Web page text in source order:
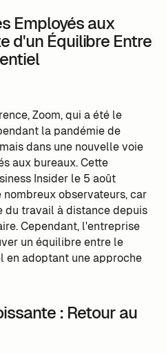
Employés aux
d'un Équilibre Entre
Zoom, qui a été le
la pandémie de
dans une nouvelle voie
aux bureaux. Cette
Insider le 5 août
observateurs, car
du travail à distance depuis
Cependant, l'entreprise
un équilibre entre le
adoptant une approche
: Retour au